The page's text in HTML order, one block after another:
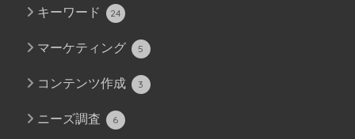
キーワード 24
マーケティング 5
コンテンツ作成 3
ニーズ調査 6